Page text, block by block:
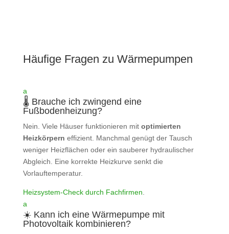
Häufige Fragen zu Wärmepumpen
a
🌡️ Brauche ich zwingend eine
Fußbodenheizung?
Nein. Viele Häuser funktionieren mit optimierten
Heizkörpern effizient. Manchmal genügt der Tausch
weniger Heizflächen oder ein sauberer hydraulischer
Abgleich. Eine korrekte Heizkurve senkt die
Vorlauftemperatur.
Heizsystem‑Check durch Fachfirmen.
a
☀️ Kann ich eine Wärmepumpe mit
Photovoltaik kombinieren?